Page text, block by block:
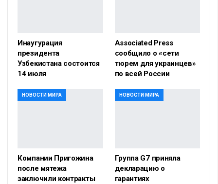
Инаугурация
президента
Узбекистана состоится
14 июля
Associated Press
сообщило о «сети
тюрем для украинцев»
по всей России
НОВОСТИ МИРА
Компании Пригожина
после мятежа
заключили контракты
НОВОСТИ МИРА
Группа G7 приняла
декларацию о
гарантиях